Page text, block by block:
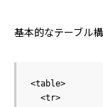
基本的なテーブル
<table>